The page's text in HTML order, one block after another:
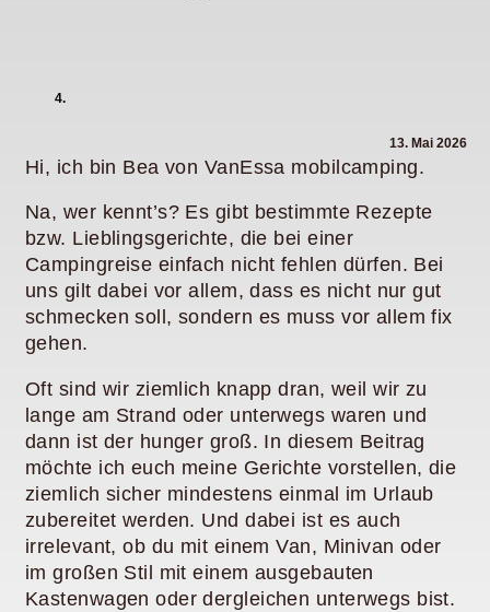
13. Mai 2026
Hi, ich bin Bea von VanEssa mobilcamping.
Na, wer kennt’s? Es gibt bestimmte Rezepte
bzw. Lieblingsgerichte, die bei einer
Campingreise einfach nicht fehlen dürfen. Bei
uns gilt dabei vor allem, dass es nicht nur gut
schmecken soll, sondern es muss vor allem fix
gehen.
Oft sind wir ziemlich knapp dran, weil wir zu
lange am Strand oder unterwegs waren und
dann ist der hunger groß. In diesem Beitrag
möchte ich euch meine Gerichte vorstellen, die
ziemlich sicher mindestens einmal im Urlaub
zubereitet werden. Und dabei ist es auch
irrelevant, ob du mit einem Van, Minivan oder
im großen Stil mit einem ausgebauten
Kastenwagen oder dergleichen unterwegs bist.